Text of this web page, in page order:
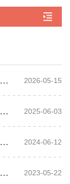
2026-05-15
2025-06-03
2024-06-12
2023-05-22